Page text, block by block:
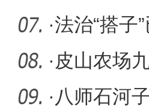
化旅
·法治“搭子
· 皮山农场
促增收
· 八师石河